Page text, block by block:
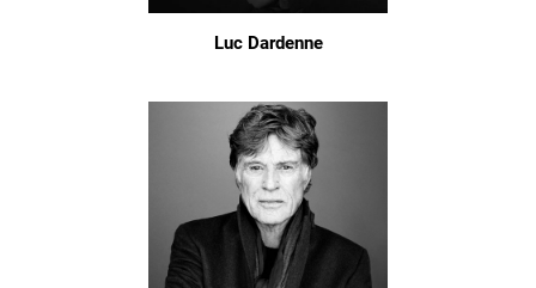
Luc Dardenne